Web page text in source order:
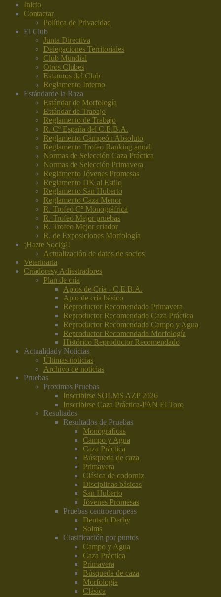
Inicio
Contactar
Política de Privacidad
El Club
Junta Directiva
Delegaciones Territoriales
Club Mundial
Otros Clubes
Estatutos del Club
Reglamento Interno
Estándarde la Raza
Estándar de Morfología
Estándar de Trabajo
Reglamento de Trabajo
R. Cº España del C.E.B.A.
Reglamento Campeón Absoluto
Reglamento Trofeo Ranking anual
Normas de Selección Caza Práctica
Normas de Selección Primavera
Reglamento Jóvenes Promesas
Reglamento DK al Estilo
Reglamento San Huberto
Reglamento Caza Menor
R. Trofeo Cº Monográfrica
R. Trofeo Mejor pruebas
R. Trofeo Mejor criador
R. de Exposiciones Morfología
¡Hazte Soci@!
Actualización de datos de socios
Veterinaria
Criadoresy Adiestradores
Plan de cría
Aptos de Cría - C.E.B.A.
Apto de cría básico
Reproductor Recomendado Primavera
Reproductor Recomendado Caza Práctica
Reproductor Recomendado Campo y Agua
Reproductor Recomendado Morfología
Histórico Reproductor Recomendado
Actualidady Noticias
Últimas noticias
Archivo de noticias
Pruebas
Proximas Pruebas
Inscribirse SOLMS AZP 2026
Inscribirse Caza Práctica-PAN El Toro
Resultados
Resultados de Pruebas
Monográficas
Campo y Agua
Caza Práctica
Búsqueda de caza
Primavera
Clásica de codorniz
Disciplinas básicas
San Huberto
Jóvenes Promesas
Pruebas centroeuropeas
Deutsch Derby
Solms
Clasificación por puntos
Campo y Agua
Caza Práctica
Primavera
Búsqueda de caza
Morfología
Clásica